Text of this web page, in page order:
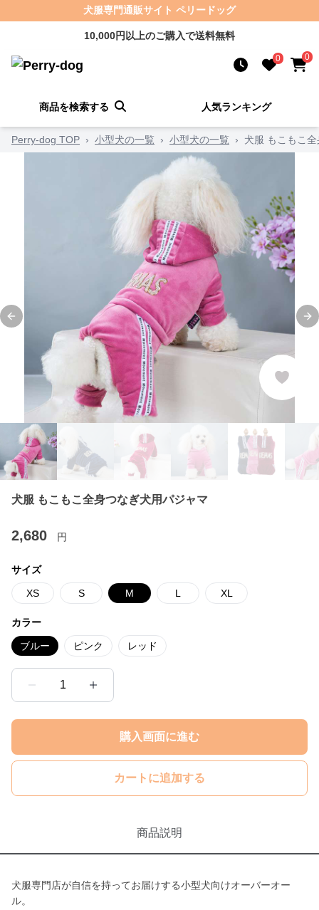
犬服専門通販サイト ペリードッグ
10,000円以上のご購入で送料無料
0 0
商品を検索する 人気ランキング
Perry-dog TOP › 小型犬の一覧 › 小型犬の一覧 › 犬服 もこもこ
Previous slide
犬服 もこもこ全身つなぎ犬用パジャマ
2,680 円
サイズ
XS S M L XL
カラー
ブルー ピンク レッド
1
購入画面に進む
カートに追加する
商品説明
犬服専門店が自信を持ってお届けする小型犬向けオーバーオー
ル。